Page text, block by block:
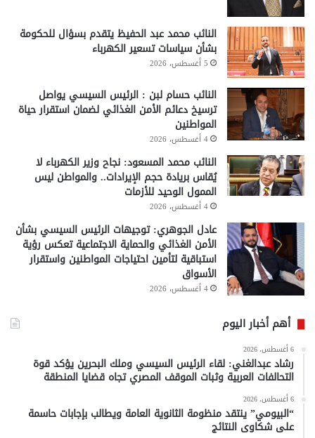
النائب محمد عبد الحفيظ يتقدم بسؤال للحكومة
بشأن سياسات تسعير الكهرباء
5 أغسطس، 2026
النائب حسام لبن : الرئيس السيسي يواصل
ترسيخ دعائم الأمن الغذائي لضمان استقرار حياة
المواطنين
4 أغسطس، 2026
النائب محمد المسعود: نجاح وزير الكهرباء لا
يُقاس بريادة حجم الإيرادات.. والمواطن ليس
الممول الوحيد للأزمات
4 أغسطس، 2026
عادل الجوهري: توجيهات الرئيس السيسي بشأن
الأمن الغذائي والحماية الاجتماعية تعكس رؤية
استباقية لتأمين احتياجات المواطنين واستقرار
الأسواق
4 أغسطس، 2026
أهم أخبار اليوم
6 أغسطس، 2026
رشاد عبدالغني: لقاء الرئيس السيسي وملك البحرين يؤكد قوة
التحالفات العربية وثبات الموقف المصري تجاه قضايا المنطقة
6 أغسطس، 2026
“البيومي” ينتقد منظومة الثانوية العامة ويطالب بإجابات حاسمة
على شكاوى النتائج